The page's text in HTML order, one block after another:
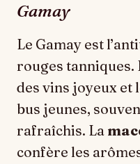
Gamay
Le Gamay est
rouges
des vins joyeux et
bus jeunes,
rafraîchis. La
confère les